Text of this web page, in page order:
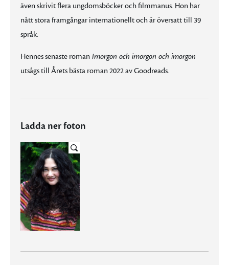
även skrivit flera ungdomsböcker och filmmanus. Hon har
nått stora framgångar internationellt och är översatt till 39
språk.
Hennes senaste roman Imorgon och imorgon och imorgon
utsågs till Årets bästa roman 2022 av Goodreads.
Ladda ner foton